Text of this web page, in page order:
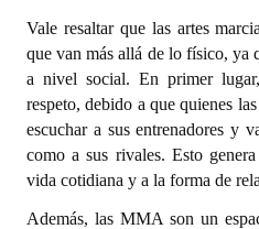
Comunicaciones
Declaraciones
Resoluciones
Resoluciones de Presidencia
INSTITUCIONAL
Vale resaltar que las artes
que van más allá de lo físico, ya
a nivel social. En primer
respeto, debido a que quienes
escuchar a sus entrenadores y
como a sus rivales. Esto
vida cotidiana y a la forma de
Además, las MMA son un